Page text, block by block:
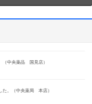
（中央薬品 国見店）
た。（中央薬局 本店）